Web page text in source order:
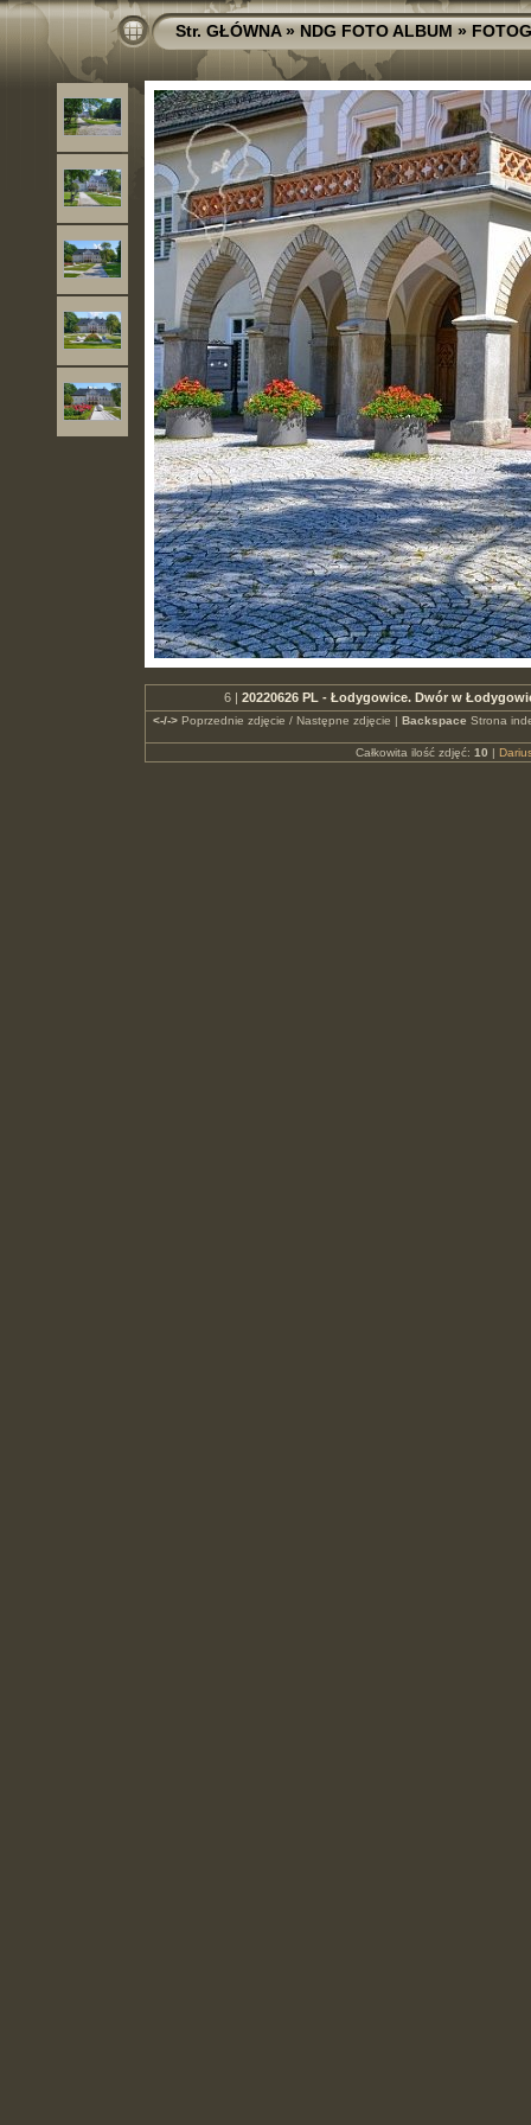
Str. GŁÓWNA»NDG FOTO ALBUM»
6 | 20220626 PL - Łodygowice. Dwór w
<-/->Poprzednie zdjęcie / Następne zdjęcie | Backspace Strona
Całkowita ilość zdjęć: 10 |